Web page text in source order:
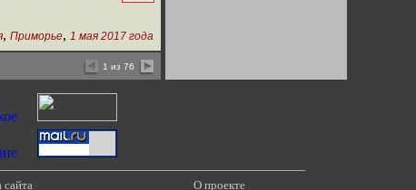
, Приморье, 1 мая 2017 года
1 из 76
сайта О проекте